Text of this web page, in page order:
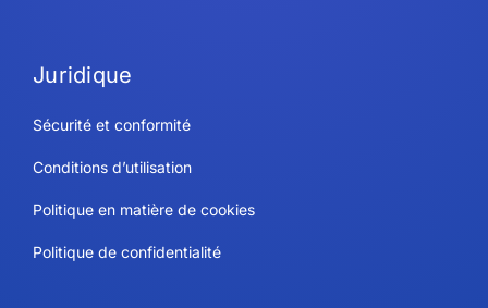
Juridique
Sécurité et conformité
Conditions d’utilisation
Politique en matière de cookies
Politique de confidentialité